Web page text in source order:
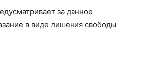
за данное
в виде лишения свободы